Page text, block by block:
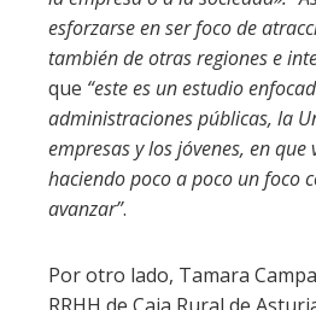
esforzarse en ser foco de
también de otras regiones e
que “este es un estudio
administraciones públicas, la
empresas y los jóvenes, en que
haciendo poco a poco un foco
avanzar”.
Por otro lado, Tamara